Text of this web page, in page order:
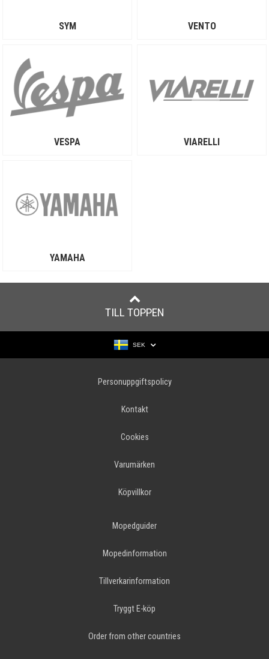
SYM VENTO
VESPA VIARELLI
YAMAHA
TILL TOPPEN
SEK
Personuppgiftspolicy
Kontakt
Cookies
Varumärken
Köpvillkor
Mopedguider
Mopedinformation
Tillverkarinformation
Tryggt E-köp
Order from other countries